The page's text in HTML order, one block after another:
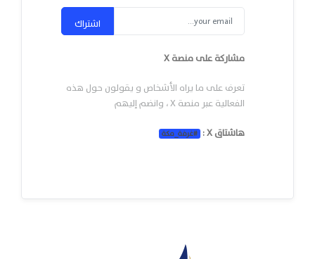
اشتراك
مشاركة على منصة X
تعرف على ما يراه الأشخاص و يقولون حول هذه
الفعالية عبر منصة X ، وانضم إليهم
هاشتاق X :
#غرفة_مكة